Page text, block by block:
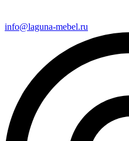
info@laguna-mebel.ru